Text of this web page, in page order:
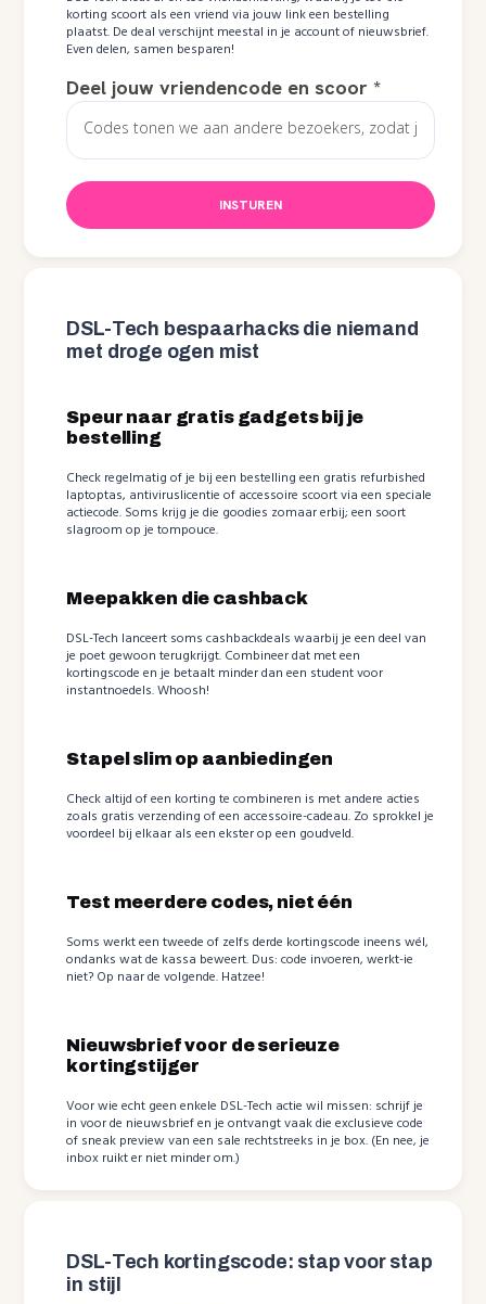
korting scoort als een vriend via jouw link een bestelling
plaatst. De deal verschijnt meestal in je account of nieuwsbrief.
Even delen, samen besparen!
Deel jouw vriendencode en scoor*
INSTUREN
DSL-Tech bespaarhacks die niemand
met droge ogen mist
Speur naar gratis gadgets bij je
bestelling
Check regelmatig of je bij een bestelling een gratis refurbished
laptoptas, antiviruslicentie of accessoire scoort via een speciale
actiecode. Soms krijg je die goodies zomaar erbij; een soort
slagroom op je tompouce.
Meepakken die cashback
DSL-Tech lanceert soms cashbackdeals waarbij je een deel van
je poet gewoon terugkrijgt. Combineer dat met een
kortingscode en je betaalt minder dan een student voor
instantnoedels. Whoosh!
Stapel slim op aanbiedingen
Check altijd of een korting te combineren is met andere acties
zoals gratis verzending of een accessoire-cadeau. Zo sprokkel je
voordeel bij elkaar als een ekster op een goudveld.
Test meerdere codes, niet één
Soms werkt een tweede of zelfs derde kortingscode ineens wél,
ondanks wat de kassa beweert. Dus: code invoeren, werkt-ie
niet? Op naar de volgende. Hatzee!
Nieuwsbrief voor de serieuze
kortingstijger
Voor wie echt geen enkele DSL-Tech actie wil missen: schrijf je
in voor de nieuwsbrief en je ontvangt vaak die exclusieve code
of sneak preview van een sale rechtstreeks in je box. (En nee, je
inbox ruikt er niet minder om.)
DSL-Tech kortingscode: stap voor stap
in stijl